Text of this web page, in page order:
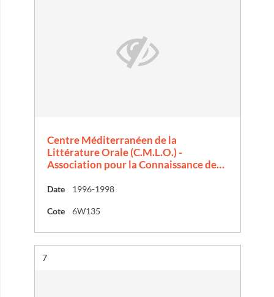
Centre Méditerranéen de la
Littérature Orale (C.M.L.O.) -
Association pour la Connaissance de…
Date 1996-1998
Cote 6W135
Résultat n°
7